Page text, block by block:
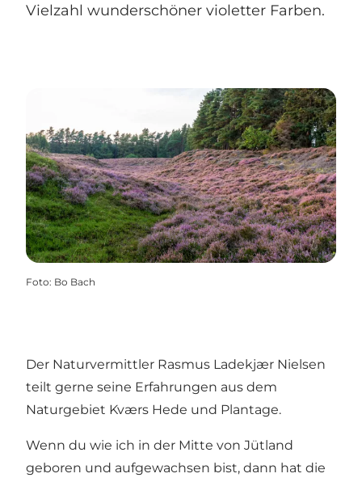
Vielzahl wunderschöner violetter Farben.
Foto: Bo Bach
Der Naturvermittler Rasmus Ladekjær Nielsen
teilt gerne seine Erfahrungen aus dem
Naturgebiet Kværs Hede und Plantage.
Wenn du wie ich in der Mitte von Jütland
geboren und aufgewachsen bist, dann hat die